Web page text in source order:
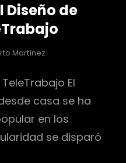
Diseño de
Martínez
El
casa se ha
en los
se disparó